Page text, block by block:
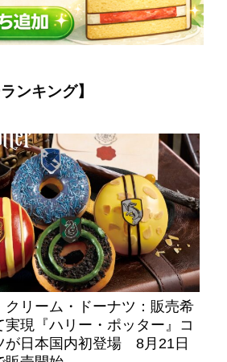
ンキング】
クリーム・ドーナツ：販売希
実現『ハリー・ポッター』コ
が日本国内初登場 8月21日